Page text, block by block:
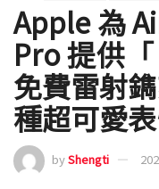
Apple 為
Pro 提供「
免費雷射
種超可愛
byShengti